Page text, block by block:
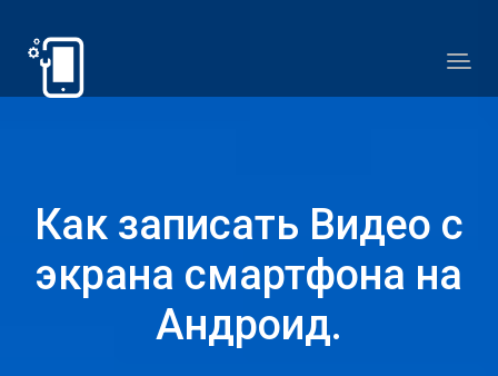
Как записать Видео с
экрана смартфона на
Андроид.